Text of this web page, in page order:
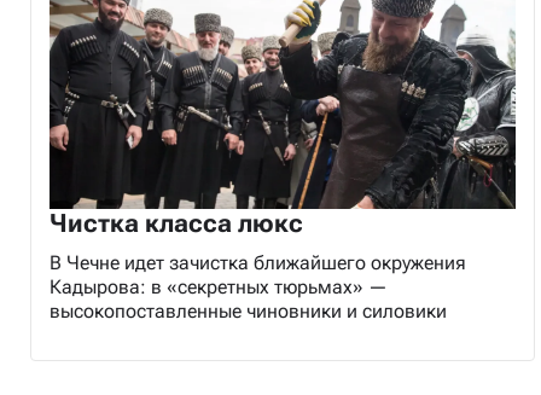
Чистка класса люкс
В Чечне идет зачистка ближайшего окружения
Кадырова: в «секретных тюрьмах» —
высокопоставленные чиновники и силовики